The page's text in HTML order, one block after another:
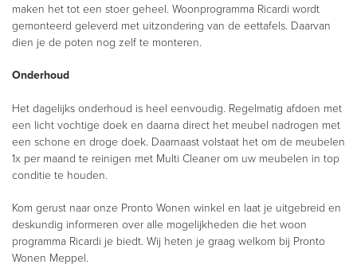
maken het tot een stoer geheel. Woonprogramma Ricardi wordt
gemonteerd geleverd met uitzondering van de eettafels. Daarvan
dien je de poten nog zelf te monteren.
Onderhoud
Het dagelijks onderhoud is heel eenvoudig. Regelmatig afdoen met
een licht vochtige doek en daarna direct het meubel nadrogen met
een schone en droge doek. Daarnaast volstaat het om de meubelen
1x per maand te reinigen met Multi Cleaner om uw meubelen in top
conditie te houden.
Kom gerust naar onze Pronto Wonen winkel en laat je uitgebreid en
deskundig informeren over alle mogelijkheden die het woon
programma Ricardi je biedt. Wij heten je graag welkom bij Pronto
Wonen Meppel.